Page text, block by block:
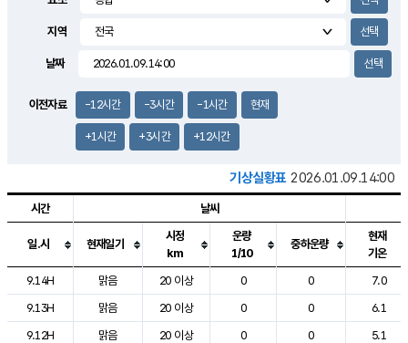
3.6m/s
지역
날짜
이전자료 -12시간 -3시간 -1시간 현재
+1시간 +3시간 +12시간
기상실황표 2026.01.09.14:00
도시별 기상실황표로 지점, 날씨, 기온, 강수, 바람, 기압등을 안내한 표입
시간 날씨
일.시 현재일기
시정
km
운량
1/10
중하운량
현재
기온
9.14H
맑음 20 이상 0 0
7.0
9.13H
맑음 20 이상 0 0
6.1
9.12H
맑음 20 이상 0 0
5.1